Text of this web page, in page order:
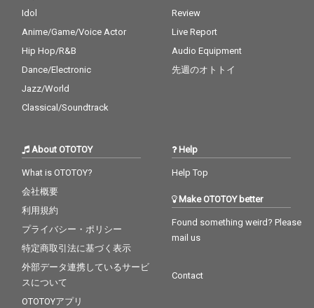
Idol
Anime/Game/Voice Actor
Hip Hop/R&B
Dance/Electronic
Jazz/World
Classical/Soundtrack
Review
Live Report
Audio Equipment
先週のオトトイ
About OTOTOY
What is OTOTOY?
会社概要
利用規約
プライバシー・ポリシー
特定商取引法に基づく表示
外部データ連携しているサービ
スについて
OTOTOYアプリ
Help
Help Top
Make OTOTOY better
Found something weird? Please
mail us
Contact